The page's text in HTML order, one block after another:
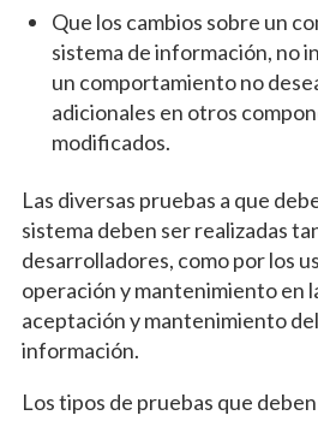
Que los cambios sobre un
sistema de información, no
un comportamiento no
adicionales en otros
modificados.
Las diversas pruebas a que
sistema deben ser realizadas
desarrolladores, como por los
operación y mantenimiento en
aceptación y mantenimiento
información.
Los tipos de pruebas que